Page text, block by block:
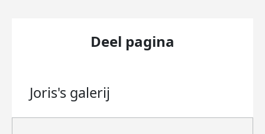
Deel pagina
Joris's galerij